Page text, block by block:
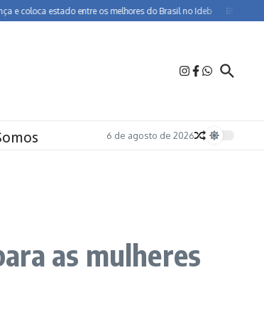
estado entre os melhores do Brasil no Ideb BR-232 entra
6 de agosto de 2026
as mulheres